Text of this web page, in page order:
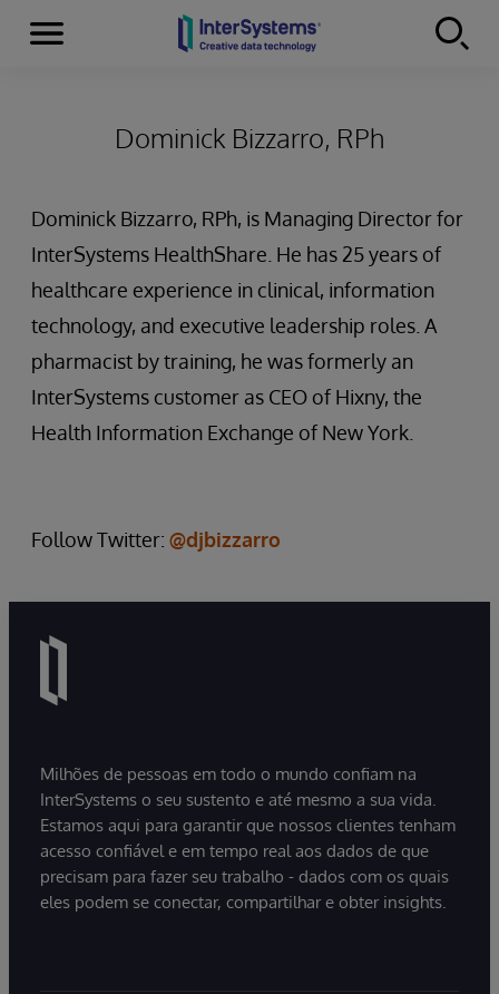
Skip to content
Menu
Dominick Bizzarro, RPh
Dominick Bizzarro, RPh, is Managing Director for
InterSystems HealthShare. He has 25 years of
healthcare experience in clinical, information
technology, and executive leadership roles. A
pharmacist by training, he was formerly an
InterSystems customer as CEO of Hixny, the
Health Information Exchange of New York.
Follow Twitter: @djbizzarro
Milhões de pessoas em todo o mundo confiam na
InterSystems o seu sustento e até mesmo a sua vida.
Estamos aqui para garantir que nossos clientes tenham
acesso confiável e em tempo real aos dados de que
precisam para fazer seu trabalho - dados com os quais
eles podem se conectar, compartilhar e obter insights.